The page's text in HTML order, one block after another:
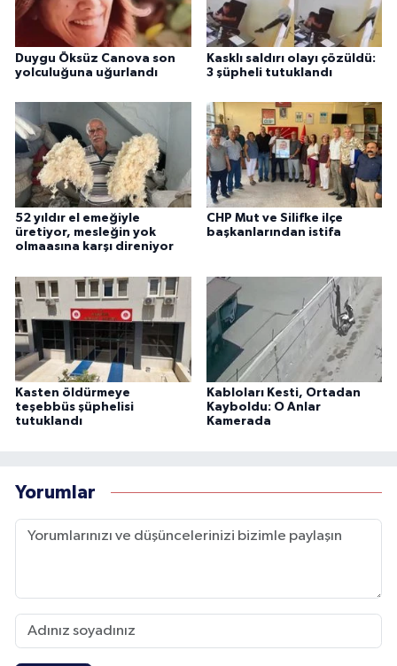
Duygu Öksüz Canova son
yolculuğuna uğurlandı
Kasklı saldırı olayı çözüldü:
3 şüpheli tutuklandı
52 yıldır el emeğiyle
üretiyor, mesleğin yok
olmaasına karşı direniyor
CHP Mut ve Silifke ilçe
başkanlarından istifa
Kasten öldürmeye
teşebbüs şüphelisi
tutuklandı
Kabloları Kesti, Ortadan
Kayboldu: O Anlar
Kamerada
Yorumlar